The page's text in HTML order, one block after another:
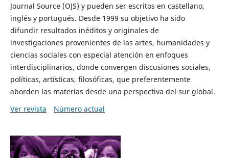
Journal Source (OJS) y pueden ser escritos en castellano,
inglés y portugués. Desde 1999 su objetivo ha sido
difundir resultados inéditos y originales de
investigaciones provenientes de las artes, humanidades y
ciencias sociales con especial atención en enfoques
interdisciplinarios, donde convergen discusiones sociales,
políticas, artísticas, filosóficas, que preferentemente
aborden las materias desde una perspectiva del sur global.
Ver revista
Número actual